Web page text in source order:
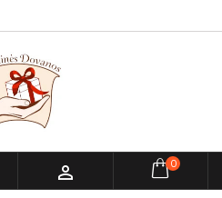
 0